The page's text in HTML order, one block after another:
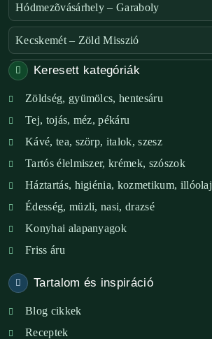
Hódmezõvásárhely – Garaboly
Kecskemét – Zöld Misszió
Székesfehérvár – Zöld Sarok
Verőce – Miegymás
XI. ker. – Lemérem
XIX. ker. – Boldog Föld
XVIII. ker. – Eni Mag-ház
XXIII. ker. – Panelpék
Keresett kategóriák
Zöldség, gyümölcs, hentesáru
Tej, tojás, méz, pékáru
Kávé, tea, szörp, italok, szesz
Tartós élelmiszer, krémek, szószok
Háztartás, higiénia, kozmetikum, illóolaj
Édesség, müzli, nasi, drazsé
Konyhai alapanyagok
Friss áru
Tartalom és inspiráció
Blog cikkek
Receptek